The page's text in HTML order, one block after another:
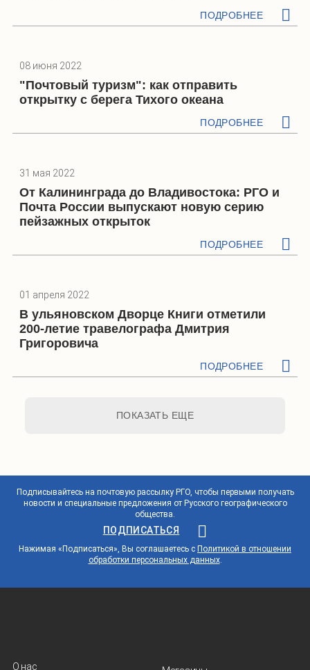
ПОДРОБНЕЕ
08 июня 2022
"Почтовый туризм": как отправить
открытку с берега Тихого океана
ПОДРОБНЕЕ
31 мая 2022
От Калининграда до Владивостока: РГО и
Почта России выпускают новую серию
пейзажных открыток
ПОДРОБНЕЕ
01 апреля 2022
В ульяновском Дворце Книги отметили
200-летие травелографа Дмитрия
Григоровича
ПОДРОБНЕЕ
ПОКАЗАТЬ ЕЩЕ
Подписывайтесь на почтовую рассылку РГО, чтобы первыми получать
новости и специальные предложения от Русского географического
общества.
ПОДПИСАТЬСЯ
Нажимая «Подписаться», Вы соглашаетесь с Политикой в отношении
обработки персональных данных.
О нас